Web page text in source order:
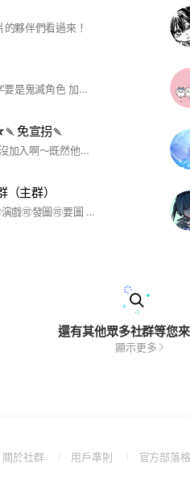
夥伴們看過來！
不劇透 名字不重複 名字要是鬼滅角色 加入請發貼文自介 只需說角色名即可
免宣拐🍡
對就是你，你是不是還沒加入啊～既然他到了就不要走開嘛～拜託你點進來看看🥺，福利很多的啊～遊戲也很多～保證讓你開心～無退任、免宣拐，蛤！你說什麼，啊不管你說什麼，趕快加入吧！！
主群）
有看的人歡迎進來🫶 🉑演戲🉑發圖🉑要圖 有想要圖都可以說 你們也可以把你們喜歡的圖放上來（ 不要傳奇怪的圖） 而且群主會不定時放飯（同人圖） 如果有討厭的角色或是CP請自行避雷 謝謝🫰 ❌奇怪的圖片跟文字、不要玩門 🈲言00：30~6：30 退群要講 相信大家都是有禮貌有素質的人
還有其他眾多社群等您
顯示更多
關於社群
(Open用戶準則
(Open官方部落格